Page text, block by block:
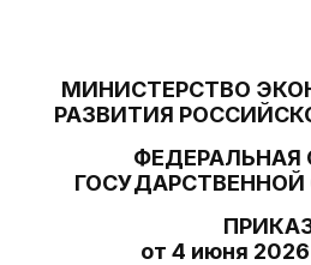
МИНИСТЕРСТВО
РАЗВИТИЯ
от 4 июня 2026